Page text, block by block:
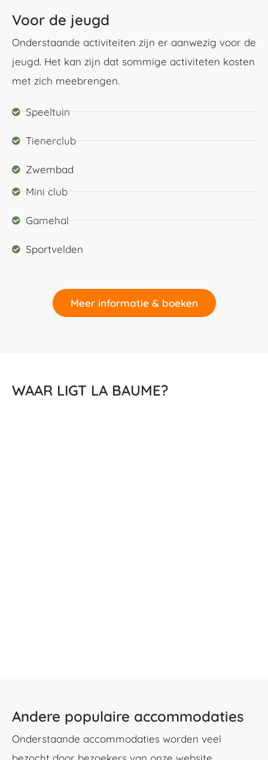
Voor de jeugd
Onderstaande activiteiten zijn er aanwezig voor de
jeugd. Het kan zijn dat sommige activiteten kosten
met zich meebrengen.
Speeltuin
Tienerclub
Zwembad
Mini club
Gamehal
Sportvelden
Meer informatie & boeken
WAAR LIGT LA BAUME?
Andere populaire accommodaties
Onderstaande accommodaties worden veel